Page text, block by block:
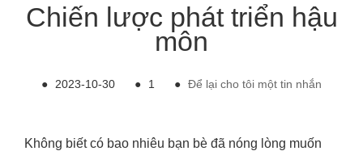
Chiến lược phát triển hậu
môn
● 2023-10-30 ● 1 ● Để lại cho tôi một tin nhắn
Không biết có bao nhiêu bạn bè đã nóng lòng muốn